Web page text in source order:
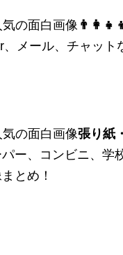
の面白画像
、メール、チャッ
の面白画像張り紙
ー、コンビニ、学
とめ！